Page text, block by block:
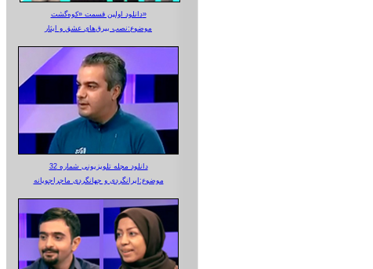
دانلود اولین قسمت «کوه‌گشت»
موضوع:نصب بیرق‌های عشق و ایثار
دانلود مجله تلویزیونی شماره 32
موضوع:ایرانگردی و جهانگردی ماجراجویانه